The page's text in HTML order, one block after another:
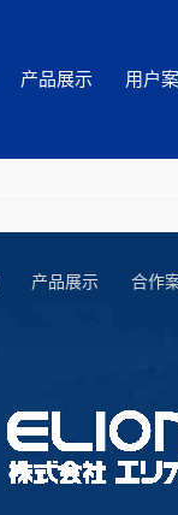
产品展示 用户
产品展示 合作